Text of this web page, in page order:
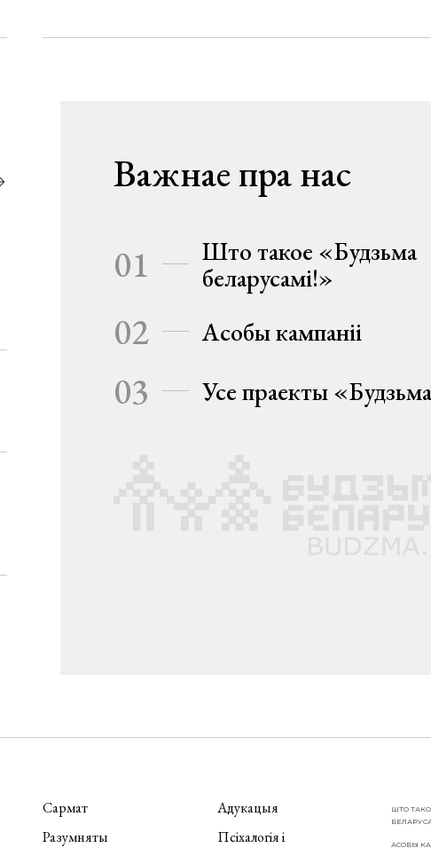
Важнае пра нас
01
Што такое «Будзьма
беларусамі!»
02 Асобы кампаніі
03 Усе праекты
Сармат
Разумняты
Адукацыя
Псіхалогія і
ШТО
АСОБЫ